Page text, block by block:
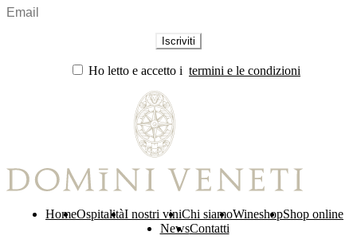
Ho letto e accetto i termini e le condizioni
HomeOspitalitàI nostri viniChi siamoWineshopShop online
NewsContatti